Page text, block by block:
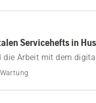
Servicehefts in
die Arbeit mit dem